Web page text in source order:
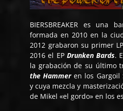
BIERSBREAKER es una
formada en 2010 en la
2012 grabaron su primer LP
2016 el EPDrunken Bards.
la grabación de su último
the Hammer en los Gargoil
y cuya mezcla y
de Mikel «el gordo» en los